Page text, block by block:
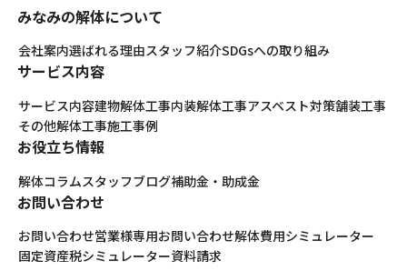
みなみの解体について
会社案内選ばれる理由スタッフ紹介SDGsへの取り組み
サービス内容
サービス内容建物解体工事内装解体工事アスベスト対策舗装工事
その他解体工事施工事例
お役立ち情報
解体コラムスタッフブログ補助金・助成金
お問い合わせ
お問い合わせ営業様専用お問い合わせ解体費用シミュレーター
固定資産税シミュレーター資料請求